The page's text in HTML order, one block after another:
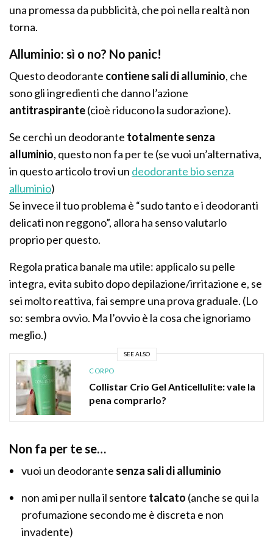
una promessa da pubblicità, che poi nella realtà non
torna.
Alluminio: sì o no? No panic!
Questo deodorante contiene sali di alluminio, che
sono gli ingredienti che danno l’azione
antitraspirante(cioè riducono la sudorazione).
Se cerchi un deodorante totalmente senza
alluminio, questo non fa per te (se vuoi un’alternativa,
in questo articolo trovi un deodorante bio senza
alluminio)
Se invece il tuo problema è “sudo tanto e i deodoranti
delicati non reggono”, allora ha senso valutarlo
proprio per questo.
Regola pratica banale ma utile: applicalo su pelle
integra, evita subito dopo depilazione/irritazione e, se
sei molto reattiva, fai sempre una prova graduale. (Lo
so: sembra ovvio. Ma l’ovvio è la cosa che ignoriamo
meglio.)
SEE ALSO
CORPO
Collistar Crio Gel Anticellulite: vale la
pena comprarlo?
Non fa per te se…
vuoi un deodorante senza sali di alluminio
non ami per nulla il sentore talcato (anche se qui la
profumazione secondo me è discreta e non
invadente)